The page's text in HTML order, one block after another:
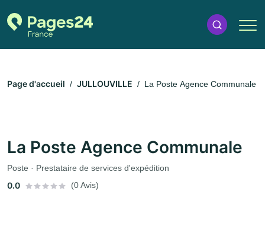
Page d'accueil JULLOUVILLE La Poste Agence Communale
La Poste Agence Communale
Poste · Prestataire de services d'expédition
0.0 (0 Avis)